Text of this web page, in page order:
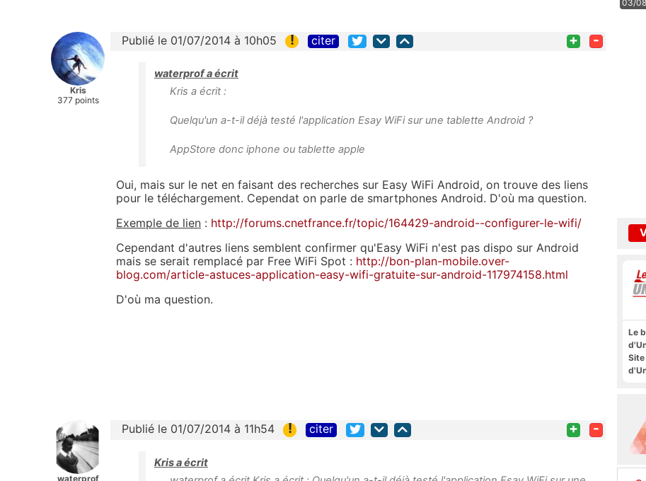
Kris
377 points
Publié le 01/07/2014 à 10h05 ! citer + -
waterprof a écrit
Kris a écrit :
Quelqu'un a-t-il déjà testé l'application Esay WiFi sur une tablette Android ?
AppStore donc iphone ou tablette apple
Oui, mais sur le net en faisant des recherches sur Easy WiFi Android, on trouve des liens
pour le téléchargement. Cependat on parle de smartphones Android. D'où ma question.
Exemple de lien : http://forums.cnetfrance.fr/topic/164429-android--configurer-le-wifi/
Cependant d'autres liens semblent confirmer qu'Easy WiFi n'est pas dispo sur Android
mais se serait remplacé par Free WiFi Spot : http://bon-plan-mobile.over-
blog.com/article-astuces-application-easy-wifi-gratuite-sur-android-117974158.html
D'où ma question.
waterprof
Publié le 01/07/2014 à 11h54 ! citer + -
Kris a écrit
03/08
Le